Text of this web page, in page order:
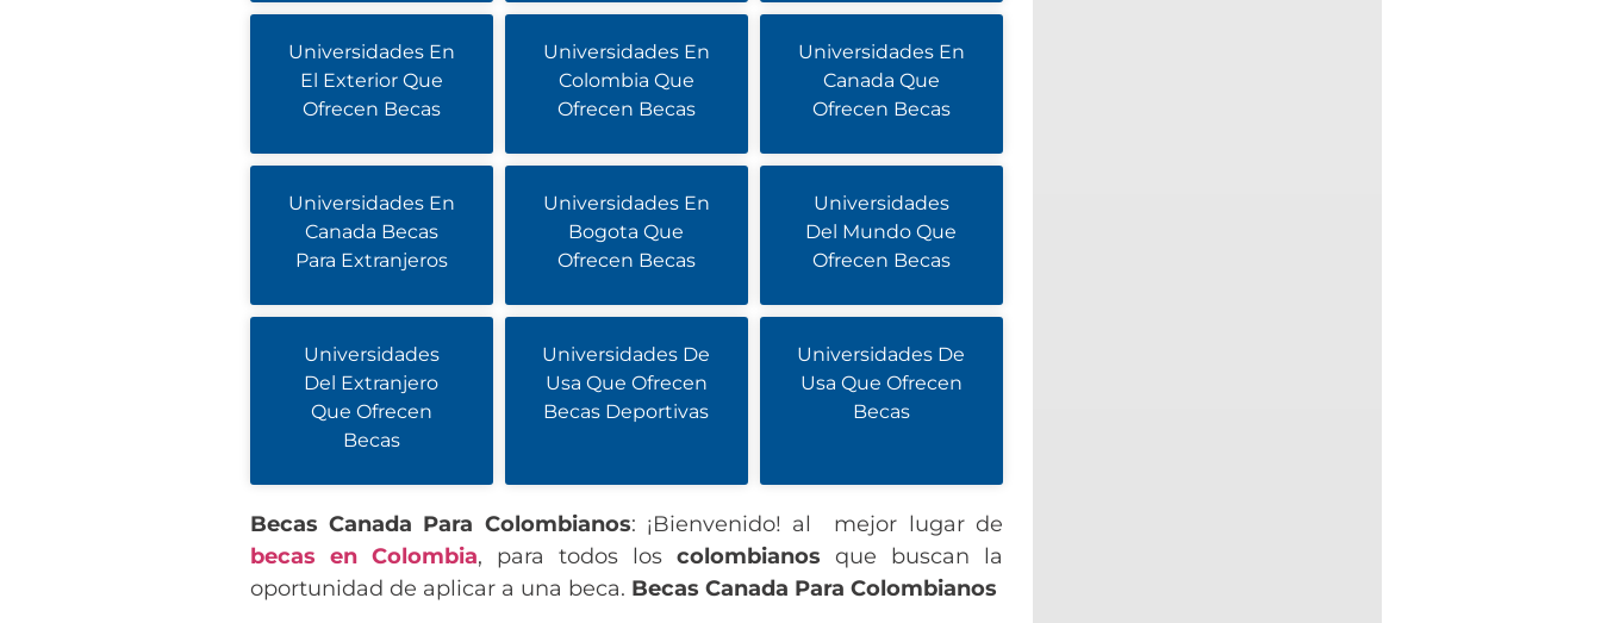
Universidades En
El Exterior Que
Ofrecen Becas
Universidades En
Colombia Que
Ofrecen Becas
Universidades En
Canada Que
Ofrecen Becas
Universidades En
Canada Becas
Para Extranjeros
Universidades En
Bogota Que
Ofrecen Becas
Universidades
Del Mundo Que
Ofrecen Becas
Universidades
Del Extranjero
Que Ofrecen
Becas
Universidades De
Usa Que Ofrecen
Becas Deportivas
Universidades De
Usa Que Ofrecen
Becas
Becas Canada Para Colombianos: ¡Bienvenido! al mejor lugar de
becas en Colombia, para todos los colombianos que buscan la
oportunidad de aplicar a una beca. Becas Canada Para Colombianos